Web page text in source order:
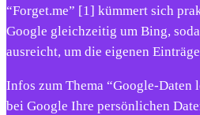
“Forget.me” [1] kümmert sich
Google gleichzeitig um Bing,
ausreicht, um die eigenen
Infos zum Thema “Google-Daten
bei Google Ihre persönlichen